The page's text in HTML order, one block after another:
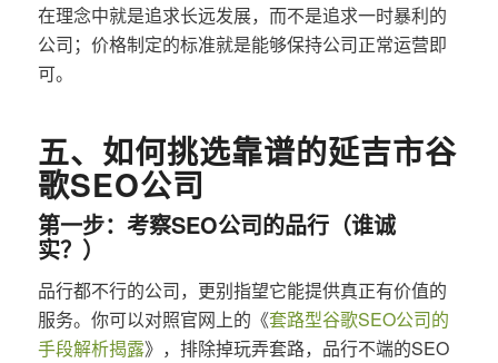
在理念中就是追求长远发展，而不是追求一时暴利的
公司；价格制定的标准就是能够保持公司正常运营即
可。
五、如何挑选靠谱的延吉市谷
歌SEO公司
第一步：考察SEO公司的品行（谁诚
实？）
品行都不行的公司，更别指望它能提供真正有价值的
服务。你可以对照官网上的《套路型谷歌SEO公司的
手段解析揭露》，排除掉玩弄套路，品行不端的SEO